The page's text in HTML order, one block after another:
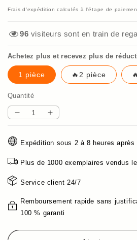
Frais d'expédition calculés à l'étape de
96 visiteurs sont en train de
Achetez plus et recevez plus de
1 pièce 🔥2 pièce
Quantité
Réduire
quantité
🤩
✨Livraison
de
métaux
haute
Augmenter
quantité
🤩
✨Livraison
de
métaux
Expédition sous 2 à 8 heures après
Plus de 1000 exemplaires vendus
Service client 24/7
Remboursement rapide sans
100 % garanti